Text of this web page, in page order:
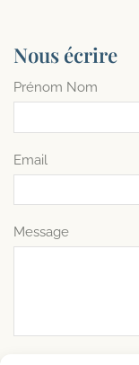
Nous écrire
Prénom Nom
Email
Message